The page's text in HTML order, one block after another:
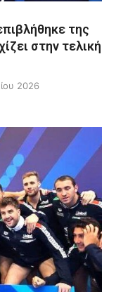
της
στην τελική
2026